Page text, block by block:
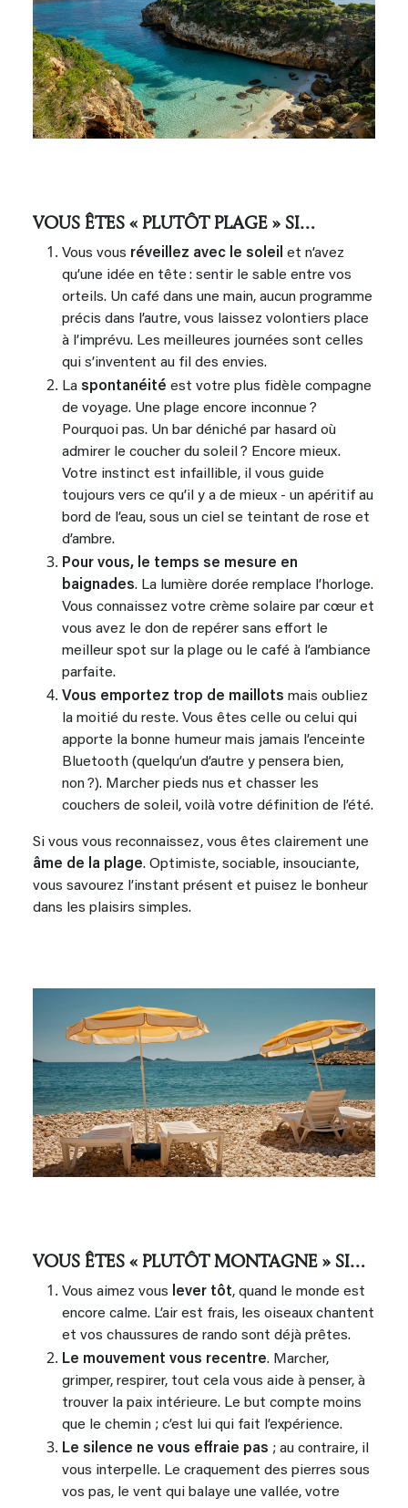
VOUS ÊTES « PLUTÔT PLAGE » SI…
Vous vous réveillez avec le soleil et n’avez
qu’une idée en tête : sentir le sable entre vos
orteils. Un café dans une main, aucun programme
précis dans l’autre, vous laissez volontiers place
à l’imprévu. Les meilleures journées sont celles
qui s’inventent au fil des envies.
La spontanéité est votre plus fidèle compagne
de voyage. Une plage encore inconnue ?
Pourquoi pas. Un bar déniché par hasard où
admirer le coucher du soleil ? Encore mieux.
Votre instinct est infaillible, il vous guide
toujours vers ce qu’il y a de mieux - un apéritif au
bord de l’eau, sous un ciel se teintant de rose et
d’ambre.
Pour vous, le temps se mesure en
baignades. La lumière dorée remplace l’horloge.
Vous connaissez votre crème solaire par cœur et
vous avez le don de repérer sans effort le
meilleur spot sur la plage ou le café à l’ambiance
parfaite.
Vous emportez trop de maillots mais oubliez
la moitié du reste. Vous êtes celle ou celui qui
apporte la bonne humeur mais jamais l’enceinte
Bluetooth (quelqu’un d’autre y pensera bien,
non ?). Marcher pieds nus et chasser les
couchers de soleil, voilà votre définition de l’été.
Si vous vous reconnaissez, vous êtes clairement une
âme de la plage. Optimiste, sociable, insouciante,
vous savourez l’instant présent et puisez le bonheur
dans les plaisirs simples.
VOUS ÊTES « PLUTÔT MONTAGNE » SI…
Vous aimez vous lever tôt, quand le monde est
encore calme. L’air est frais, les oiseaux chantent
et vos chaussures de rando sont déjà prêtes.
Le mouvement vous recentre. Marcher,
grimper, respirer, tout cela vous aide à penser, à
trouver la paix intérieure. Le but compte moins
que le chemin ; c’est lui qui fait l’expérience.
Le silence ne vous effraie pas ; au contraire, il
vous interpelle. Le craquement des pierres sous
vos pas, le vent qui balaye une vallée, votre